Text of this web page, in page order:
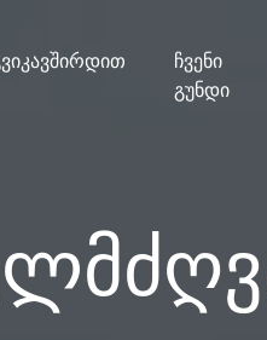
ჩვენი
გუნდი